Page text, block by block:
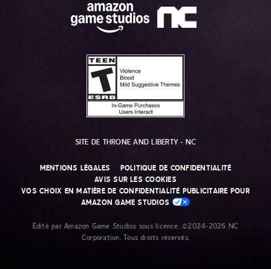
SITE DE THRONE AND LIBERTY - NC
MENTIONS LÉGALES
POLITIQUE DE CONFIDENTIALITÉ
AVIS SUR LES COOKIES
VOS CHOIX EN MATIÈRE DE CONFIDENTIALITÉ PUBLICITAIRE POUR
AMAZON GAME STUDIOS
Édité par Amazon Game Studios sous licence. ©2024-2026 NC
Corporation. Tous droits réservés.